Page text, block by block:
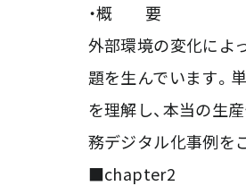
・概 要
外部環境の変化によ
題を生んでいます。
を理解し、本当の生
務デジタル化事例を
■chapter2